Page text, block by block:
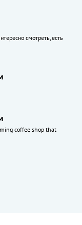
смотреть, есть
coffee shop that